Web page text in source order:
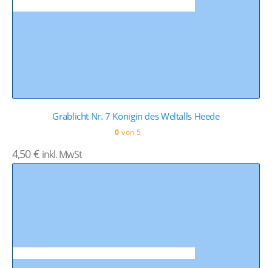
Grablicht Nr. 7 Königin des Weltalls Heede
0 von 5
4,50€ inkl. MwSt